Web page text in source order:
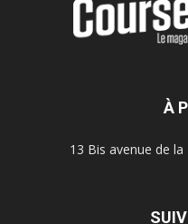
À
13 Bis avenue de